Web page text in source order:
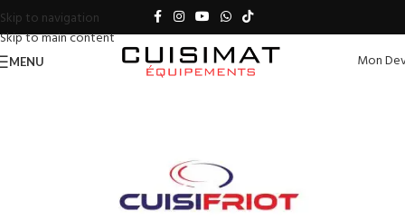
Skip to navigation
Skip to main content
MENU Mon